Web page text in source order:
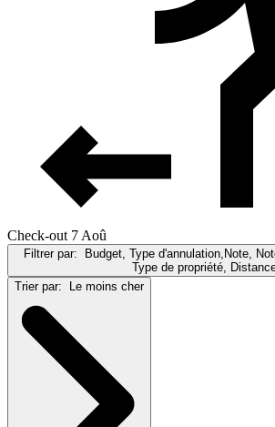
Check-out 7 Aoû
Filtrer par:
Budget, Type d'annulation,Note,
Type de propriété,
Trier par:
Le moins cher